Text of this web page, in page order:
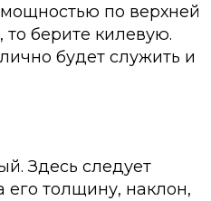
по верхней
то берите килевую.
будет служить и
Здесь следует
его толщину, наклон,